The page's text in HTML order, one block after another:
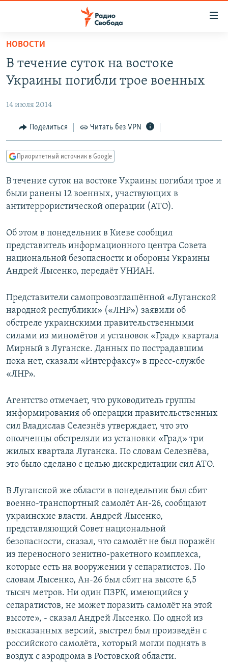
упрощенного
доступа
Вернуться
основному
Вернутся
главной
навигации
Вернутся
поиску
АВТОРСКИЕ ПРОЕКТЫ
ЦИТАТЫ СВОБОДЫ
МНЕНИЯ
IDEL.РЕАЛИИ
КАВКАЗ.РЕАЛИИ
СЕВЕР.РЕАЛИИ
РАСПИСАНИЕ ВЕЩАНИЯ
ПОДПИШИТЕСЬ НА РАССЫЛКУ
Все сайты РСЕ/РС
НОВОСТИ
В течение суток на востоке
Украины погибли трое военных
14 июля 2014
Поделиться Читать без VPN
Приоритетный источник в Google
В течение суток на востоке Украины погибли трое и
были ранены 12 военных, участвующих в
антитеррористической операции (АТО).
Об этом в понедельник в Киеве сообщил
представитель информационного центра Совета
национальной безопасности и обороны Украины
Андрей Лысенко, передаёт УНИАН.
Представители самопровозглашённой «Луганской
народной республики» («ЛНР») заявили об
обстреле украинскими правительственными
силами из миномётов и установок «Град» квартала
Мирный в Луганске. Данных по пострадавшим
пока нет, сказали «Интерфаксу» в пресс-службе
«ЛНР».
Агентство отмечает, что руководитель группы
информирования об операции правительственных
сил Владислав Селезнёв утверждает, что это
ополченцы обстреляли из установки «Град» три
жилых квартала Луганска. По словам Селезнёва,
это было сделано с целью дискредитации сил АТО.
В Луганской же области в понедельник был сбит
военно-транспортный самолёт Ан-26, сообщают
украинские власти. Андрей Лысенко,
представляющий Совет национальной
безопасности, сказал, что самолёт не был поражён
из переносного зенитно-ракетного комплекса,
которые есть на вооружении у сепаратистов. По
словам Лысенко, Ан-26 был сбит на высоте 6,5
тысяч метров. Ни один ПЗРК, имеющийся у
сепаратистов, не может поразить самолёт на этой
высоте», - сказал Андрей Лысенко. По одной из
высказанных версий, выстрел был произведён с
российского самолёта, который могли поднять в
воздух с аэродрома в Ростовской области.